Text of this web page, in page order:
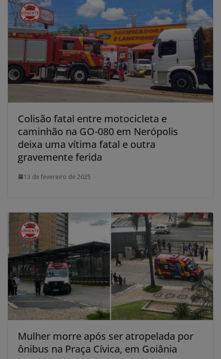
Colisão fatal entre motocicleta e
caminhão na GO-080 em Nerópolis
deixa uma vítima fatal e outra
gravemente ferida
13 de fevereiro de 2025
Mulher morre após ser atropelada por
ônibus na Praça Cívica, em Goiânia